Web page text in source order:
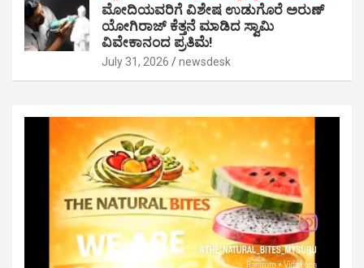
ಮೋದಿಯವರಿಗೆ ವಿಶೇಷ ಉಡುಗೊರೆ ಅರುಣ್
ಯೋಗಿರಾಜ್ ಕೆತ್ತನೆ ಮಾಡಿದ ಸ್ವಾಮಿ
ವಿವೇಕಾನಂದ ಪ್ರತಿಮೆ!
July 31, 2026 newsdesk